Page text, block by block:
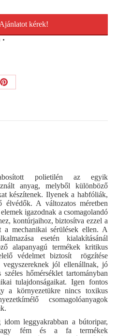
Ajánlatot kérek!
Share
polietilén az egyik
anyag, melyből különböző
készítenek. Ilyenek a habfóliák,
élvédők. A változatos méretben
igazodnak a csomagolandó
kontúrjaihoz, biztosítva ezzel a
a mechanikai sérülések ellen. A
esetén kialakításánál
alapanyagú termékek kritikus
védelmet biztosít rögzítése
jól ellenállnak, jó
hőmérséklet tartományban
tulajdonságaikat. Igen fontos
a környezetükre nincs toxikus
csomagolóanyagok
leggyakrabban a bútoripar,
fém és a fa termékek